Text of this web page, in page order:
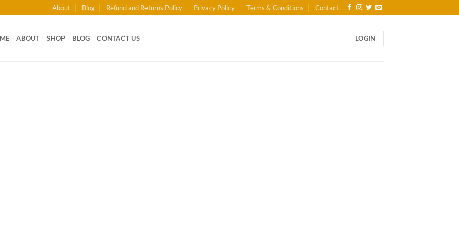
About Blog Refund and Returns Policy Privacy Policy Terms & Conditions Contact
ABOUT SHOP BLOG CONTACT US LOGIN